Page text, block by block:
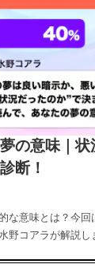
の意味｜
断！
な意味とは？今
コアラが解説し